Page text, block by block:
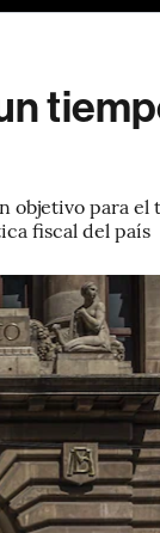
objetivo para el
fiscal del país